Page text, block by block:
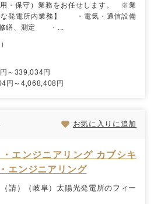
・保守）業務をお任せします。 ※業
発電所内業務】 ・電気・通信設備
修繕、測定 ・...
～339,034円
円～4,068,408円
お気に入りに追加
エンジニアリング カブシキ
エンジニアリング
請）（岐阜）太陽光発電所のフィー